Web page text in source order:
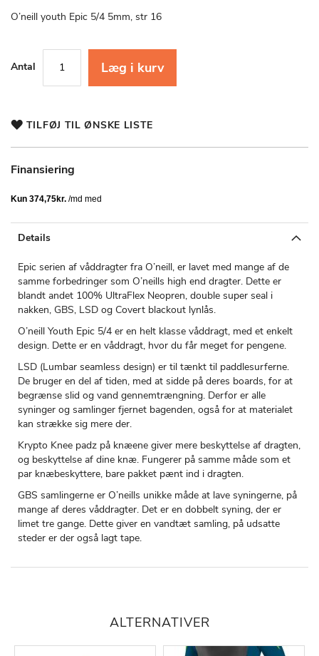
O’neill youth Epic 5/4 5mm, str 16
Antal Læg i kurv
TILFØJ TIL ØNSKE LISTE
Finansiering
af
Details
Epic serien af våddragter fra O’neill, er lavet med mange af de
samme forbedringer som O’neills high end dragter. Dette er
blandt andet 100% UltraFlex Neopren, double super seal i
nakken, GBS, LSD og Covert blackout lynlås.
O’neill Youth Epic 5/4 er en helt klasse våddragt, med et enkelt
design. Dette er en våddragt, hvor du får meget for pengene.
LSD (Lumbar seamless design) er til tænkt til paddlesurferne.
De bruger en del af tiden, med at sidde på deres boards, for at
begrænse slid og vand gennemtrængning. Derfor er alle
syninger og samlinger fjernet bagenden, også for at materialet
kan strække sig mere der.
Krypto Knee padz på knæene giver mere beskyttelse af dragten,
og beskyttelse af dine knæ. Fungerer på samme måde som et
par knæbeskyttere, bare pakket pænt ind i dragten.
GBS samlingerne er O’neills unikke måde at lave syningerne, på
mange af deres våddragter. Det er en dobbelt syning, der er
limet tre gange. Dette giver en vandtæt samling, på udsatte
steder er der også lagt tape.
ALTERNATIVER